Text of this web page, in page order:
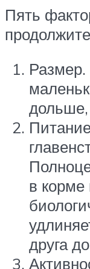
Пять
в корме
друга